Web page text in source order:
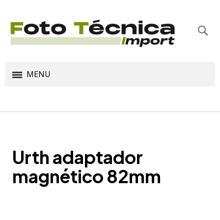
MENU
Urth adaptador
magnético 82mm